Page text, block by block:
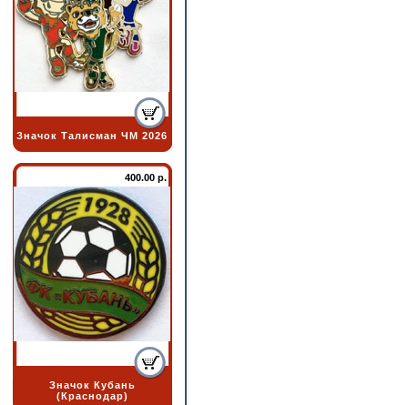
Значок Талисман ЧМ 2026
400.00 р.
Значок Кубань
(Краснодар)